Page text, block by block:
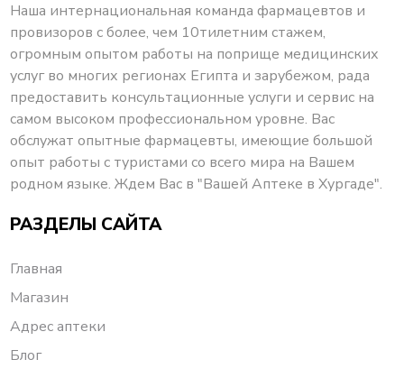
Наша интернациональная команда фармацевтов и
провизоров с более, чем 10тилетним стажем,
огромным опытом работы на поприще медицинских
услуг во многих регионах Египта и зарубежом, рада
предоставить консультационные услуги и сервис на
самом высоком профессиональном уровне. Вас
обслужат опытные фармацевты, имеющие большой
опыт работы с туристами со всего мира на Вашем
родном языке. Ждем Вас в "Вашей Аптеке в Хургаде".
РАЗДЕЛЫ САЙТА
Главная
Магазин
Адрес аптеки
Блог